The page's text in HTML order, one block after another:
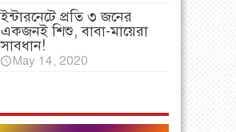
ইন্টারনেটে প্রতি ৩ জনের
একজনই শিশু, বাবা-মায়েরা
সাবধান!
May 14, 2020